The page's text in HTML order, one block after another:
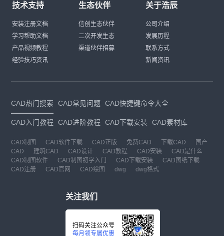
技术支持
安装注册文档
学习帮助文档
产品视频教程
经验技巧资讯
生态伙伴
信创生态伙伴
二次开发生态
渠道伙伴招募
关于浩辰
公司介绍
发展历程
联系方式
新闻资讯
CAD热门搜索 CAD常见问题 CAD快捷键命令大全
CAD入门教程 CAD进阶教程 CAD下载安装 CAD素材库
CAD制图 CAD软件下载 CAD正版 免费CAD 下载CAD
国产
CAD
建筑CAD CAD设计 CAD教程 CAD安装
CAD是什么
CAD制图软件
CAD制图初学入门 CAD下载安装
CAD图纸下载
CAD注册
CAD官网 CAD绘图 dwg dwg格式
关注我们
扫码关注公众号
每月领专属优惠